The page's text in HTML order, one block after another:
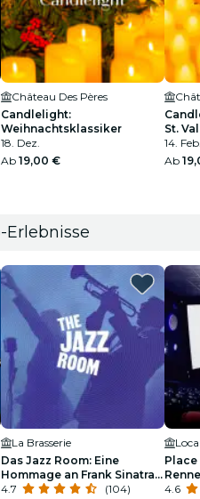
Château Des Pères
Candlelight:
Weihnachtsklassiker
18. Dez.
Ab 19,00 €
St.
14.
Ab
Erlebnisse
La Brasserie
Das Jazz Room: Eine
Hommage an Frank Sinatra
und Louis Armstrong
4.7
(104)
Place
4.6